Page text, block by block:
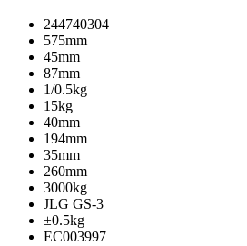
244740304
575mm
45mm
87mm
1/0.5kg
15kg
40mm
194mm
35mm
260mm
3000kg
JLG GS-3
±0.5kg
EC003997